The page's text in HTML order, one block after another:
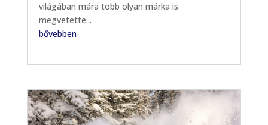
világában mára több olyan márka is
megvetette...
bővebben